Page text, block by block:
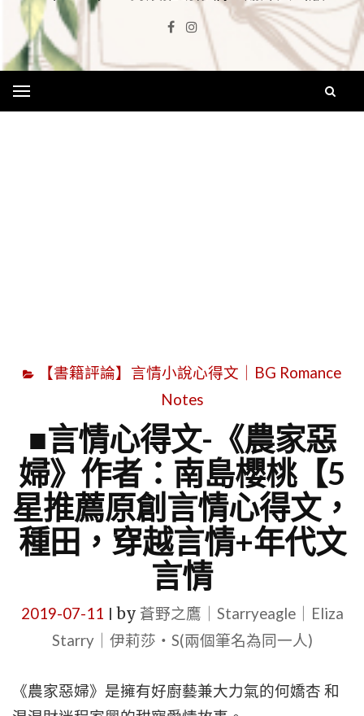
Facebook
Instagram
【書籍評論】言情小說心得文｜BG Romance
Notes
■言情心得文-《農家惡
婦》作者：南島櫻桃【5
星推薦原創言情心得文，
種田，穿越言情+年代文
言情
2019-07-11 by 蒼野之鷹｜Starryeagle｜Eliza
Starry｜伊莉莎・S(兩個筆名為同一人)
《農家惡婦》是擁有好廚藝兼大力氣的何嬌杏 和